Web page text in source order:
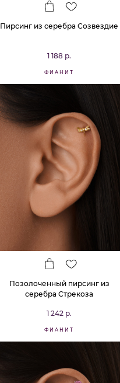
Пирсинг из серебра Созвездие
1 188 р.
ФИАНИТ
Позолоченный пирсинг из
серебра Стрекоза
1 242 р.
ФИАНИТ